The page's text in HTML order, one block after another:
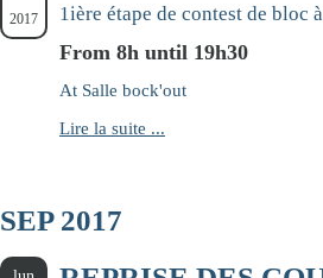
2017 1ière étape de contest de bloc
From 8h until 19h30
At Salle bock'out
Lire la suite ...
SEP 2017